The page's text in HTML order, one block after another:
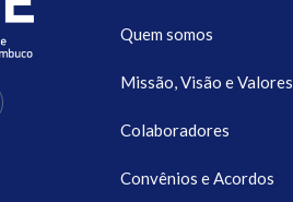
Quem somos
Missão, Visão e Valores
Colaboradores
Convênios e Acordos